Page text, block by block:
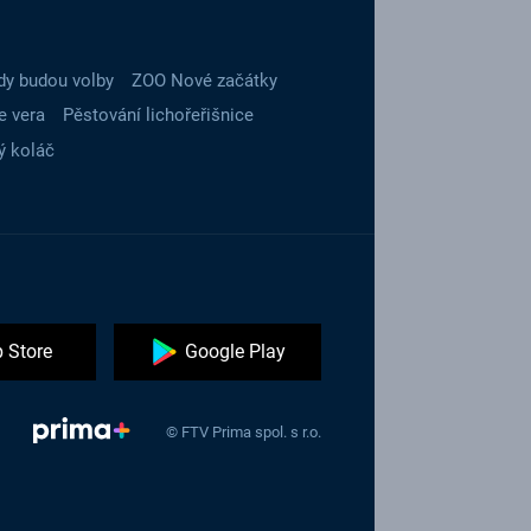
budou volby
ZOO Nové začátky
vera
Pěstování lichořeřišnice
koláč
Store Google Play
© FTV Prima spol. s r.o.